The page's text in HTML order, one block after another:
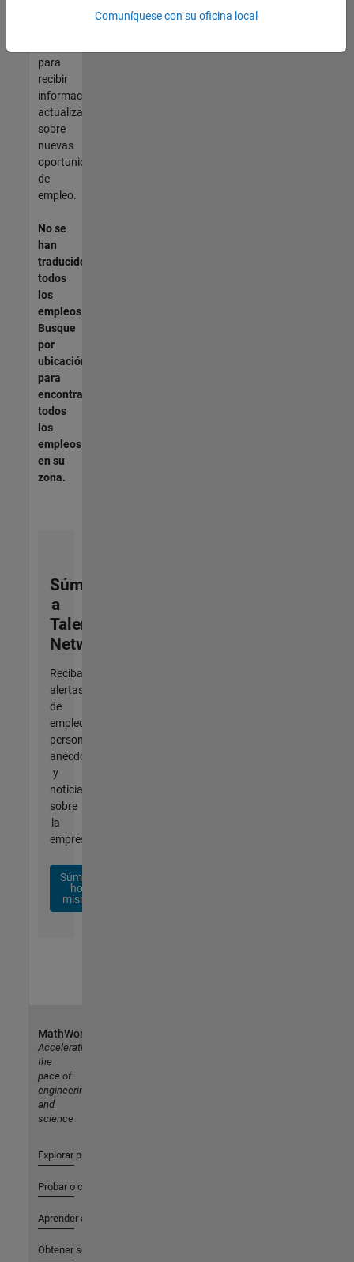
para
recibir
información
actualizada
sobre
nuevas
oportunidades
de
empleo.
No se
han
traducido
todos
los
empleos.
Busque
por
ubicación
para
encontrar
todos
los
empleos
en su
zona.
Súmese
a
Talent
Network
Reciba
alertas
de
empleo
personalizadas,
anécdotas
y
noticias
sobre
la
empresa.
Súmese
hoy
mismo
Comuníquese con su oficina local
MathWorks
Accelerating
the
pace of
engineering
and
science
Explorar productos
Probar o comprar
Aprender a utilizar
Obtener soporte